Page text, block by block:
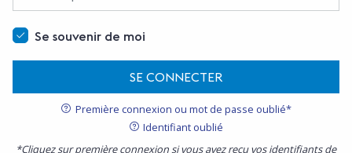
Se souvenir de moi
SE CONNECTER
Première connexion ou mot de passe oublié*
Identifiant oublié
*Cliquez sur première connexion si vous avez reçu vos identifiants de